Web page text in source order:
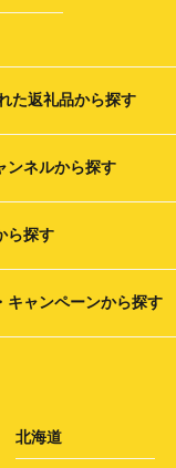
た返礼品から探す
ンネルから探す
ら探す
キャンペーンから探す
北海道